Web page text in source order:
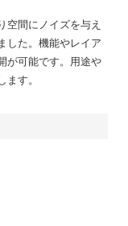
空間にノイズを与え
した。機能やレイア
が可能です。用途や
す。